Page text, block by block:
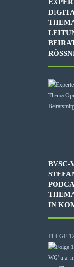
BVSC-
IN
FOLGE